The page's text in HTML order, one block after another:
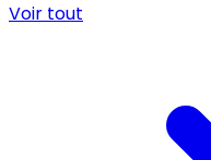
Voir tout